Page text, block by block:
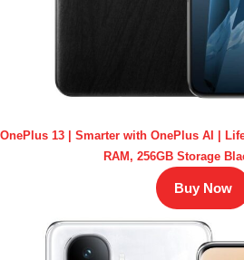
OnePlus 13 | Smarter with OnePlus AI |
RAM, 256GB Storage
Buy Now